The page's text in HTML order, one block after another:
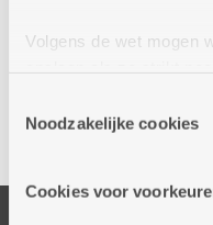
Volgens de wet mogen
cookies hebben we
cookies worden
informatie over jouw
Noodzakelijke cookies
Cookies voor
Ja, ik wil een